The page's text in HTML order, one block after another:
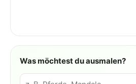
Was möchtest du ausmalen?
Suche